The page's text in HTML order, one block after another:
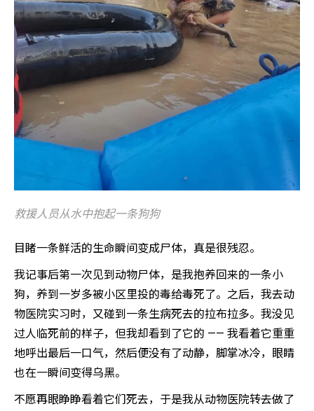
救援人员从水中抱起一条狗狗
目睹一条鲜活的生命瞬间变成尸体，真是很残忍。
我记事后第一次见到动物尸体，是我抱养回来的一条小
狗，养到一岁多被小区里投的毒给毒死了。之后，我去动
物医院实习时，又碰到一条生病死去的拉布拉多。我没见
过人临死前的样子，但我却看到了它的 —— 我看着它重重
地呼出最后一口气，然后便没有了动静，脚掌冰冷，眼睛
也在一瞬间变得乌黑。
不愿再眼睁睁看着它们死去，于是我从动物医院转去做了